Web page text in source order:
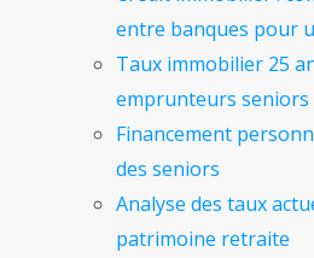
entre banques pour
Taux immobilier 25
emprunteurs seniors
Financement
des seniors
Analyse des taux
patrimoine retraite